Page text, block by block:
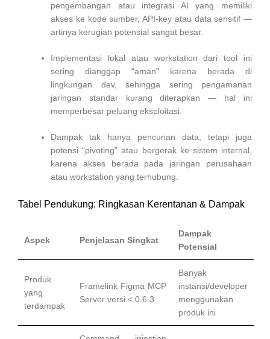
pengembangan atau integrasi AI yang memiliki
akses ke kode sumber, API-key atau data sensitif —
artinya kerugian potensial sangat besar.
Implementasi lokal atau workstation dari tool ini
sering dianggap “aman” karena berada di
lingkungan dev, sehingga sering pengamanan
jaringan standar kurang diterapkan — hal ini
memperbesar peluang eksploitasi.
Dampak tak hanya pencurian data, tetapi juga
potensi “pivoting” atau bergerak ke sistem internal,
karena akses berada pada jaringan perusahaan
atau workstation yang terhubung.
Tabel Pendukung: Ringkasan Kerentanan & Dampak
Aspek Penjelasan Singkat
Dampak
Potensial
Produk
yang
terdampak
Framelink Figma MCP
Server versi < 0.6.3
Banyak
instansi/developer
menggunakan
produk ini